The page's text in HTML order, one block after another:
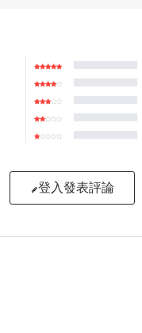
登入發表評論